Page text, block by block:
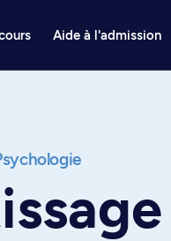
Aide à l'admission